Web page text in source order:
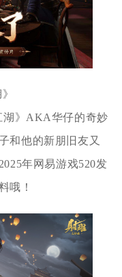
湖》AKA华仔的奇妙
和他的新朋旧友又
年网易游戏520发
哦！